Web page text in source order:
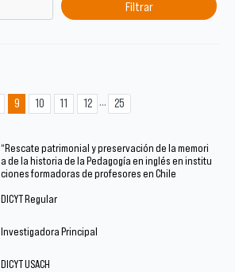
9 10 11 12 ... 25
“Rescate patrimonial y preservación de la memori
a de la historia de la Pedagogía en inglés en institu
ciones formadoras de profesores en Chile
DICYT Regular
Investigadora Principal
DICYT USACH